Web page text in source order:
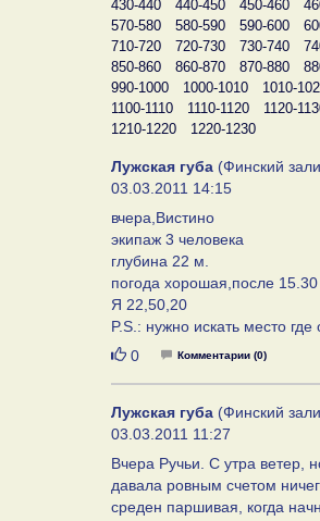
430-440
440-450 450-460
570-580
580-590 590-600
710-720
720-730 730-740
850-860
860-870 870-880
990-1000
1000-1010 1010-
1100-1110
1110-1120 1120-
1210-1220
1220-1230
Лужская губа (Финский
03.03.2011 14:15
вчера,Вистино
экипаж 3 человека
глубина 22 м.
погода хорошая,после
Я 22,50,20
P.S.: нужно искать место где
Нравится
0 Комментарии (0)
Лужская губа (Финский
03.03.2011 11:27
Вчера Ручьи. С утра ветер,
давала ровным счетом
среден паршивая, когда